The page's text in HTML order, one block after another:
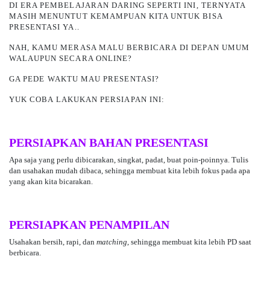
DI ERA PEMBELAJARAN DARING SEPERTI INI, TERNYATA
MASIH MENUNTUT KEMAMPUAN KITA UNTUK BISA
PRESENTASI YA..
NAH, KAMU MERASA MALU BERBICARADI DEPAN UMUM
WALAUPUN SECARA ONLINE?
GA PEDE WAKTU MAU PRESENTASI?
YUK COBA LAKUKAN PERSIAPAN INI:
PERSIAPKAN BAHAN PRESENTASI
Apa saja yang perlu dibicarakan, singkat, padat, buat poin-poinnya. Tulis
dan usahakan mudah dibaca, sehingga membuat kita lebih fokus pada apa
yang akan kita bicarakan.
PERSIAPKAN PENAMPILAN
Usahakan bersih, rapi, dan matching, sehingga membuat kita lebih PD saat
berbicara.